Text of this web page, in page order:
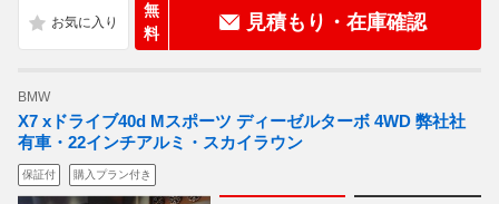
無
料
見積もり・在庫確認
BMW
X7 xドライブ40d Mスポーツ ディーゼルターボ 4WD 弊社社
有車・22インチアルミ・スカイラウン
保証付 購入プラン付き